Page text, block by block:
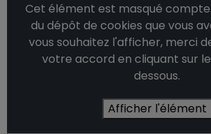
Cet élément est masqué
du dépôt de cookies que vous
vous souhaitez l'afficher, merci
votre accord en cliquant sur
dessous.
Afficher l'élément